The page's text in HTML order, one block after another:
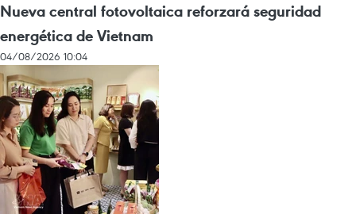
Nueva central fotovoltaica reforzará seguridad
energética de Vietnam
04/08/2026 10:04